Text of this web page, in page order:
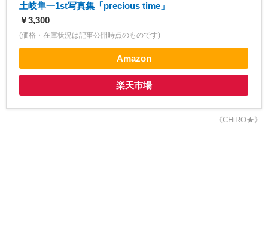
土岐隼一1st写真集「precious time」
￥3,300
(価格・在庫状況は記事公開時点のものです)
Amazon
楽天市場
《CHiRO★》